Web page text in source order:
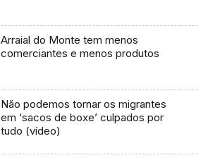
Arraial do Monte tem menos
comerciantes e menos produtos
Não podemos tornar os migrantes
em ‘sacos de boxe’ culpados por
tudo (vídeo)